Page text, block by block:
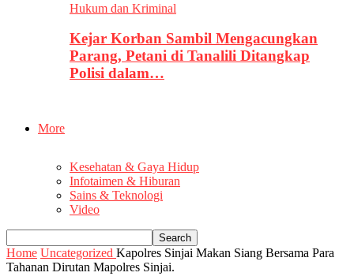
Hukum dan Kriminal
Kejar Korban Sambil Mengacungkan
Parang, Petani di Tanalili Ditangkap
Polisi dalam…
More
Kesehatan & Gaya Hidup
Infotaimen & Hiburan
Sains & Teknologi
Video
Home Uncategorized Kapolres Sinjai Makan Siang Bersama Para
Tahanan Dirutan Mapolres Sinjai.